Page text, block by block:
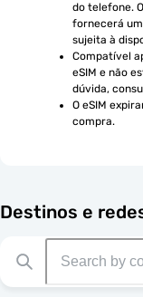
do telefone.
fornecerá
sujeita à
Compatível
eSIM e não
dúvida,
O eSIM
compra.
Destinos e